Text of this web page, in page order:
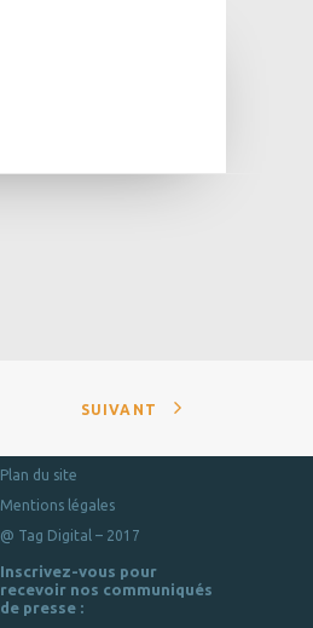
SUIVANT
Plan du site
Mentions légales
@ Tag Digital – 2017
Inscrivez-vous pour
recevoir nos communiqués
de presse :